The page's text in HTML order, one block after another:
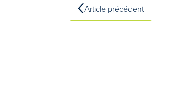
Article précédent